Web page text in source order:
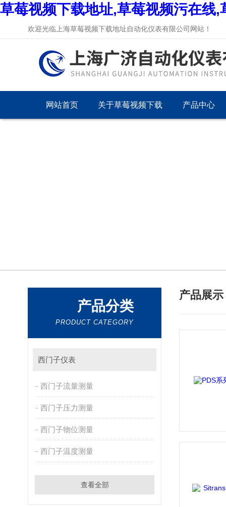
草莓视频下载地址,草莓视频污在线
欢迎光临上海草莓视频下载地址自动化仪表有限公司网站！
网站首页 关于草莓视频下载 产品中心
产品分类
PRODUCT CATEGORY
西门子仪表
西门子流量测量
西门子压力测量
西门子物位测量
西门子温度测量
查看全部
产品展示